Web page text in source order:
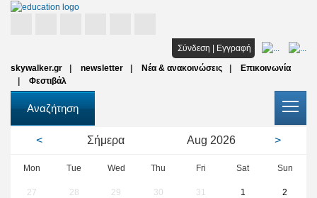
Σύνδεση | Εγγραφή
skywalker.gr
newsletter Νέα & ανακοινώσεις
Επικοινωνία
Φεστιβάλ
Αναζήτηση
Σπουδές
Υποτροφίες
Όλοι οι φορείς
Αρθρα
< Σήμερα Aug 2026 >
Mon Tue Wed Thu Fri Sat Sun
27 28 29 30 31 1 2